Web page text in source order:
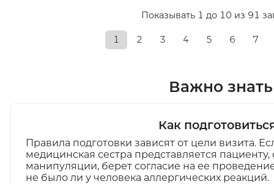
Показывать 1 до 10 из 91
1 2 3 4 5 6 7
Важно знать
Как
Правила подготовки зависят от цели визита.
медицинская сестра представляется пациенту,
манипуляции, берет согласие на ее
не было ли у человека аллергических реакций.